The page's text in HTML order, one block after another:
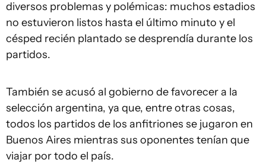
diversos problemas y polémicas: muchos estadios
no estuvieron listos hasta el último minuto y el
césped recién plantado se desprendía durante los
partidos.
También se acusó al gobierno de favorecer a la
selección argentina, ya que, entre otras cosas,
todos los partidos de los anfitriones se jugaron en
Buenos Aires mientras sus oponentes tenían que
viajar por todo el país.